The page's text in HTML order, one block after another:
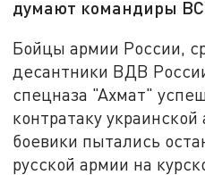
думают командиры
Бойцы армии России,
десантники ВДВ
спецназа "Ахмат"
контратаку
боевики пытались
русской армии на